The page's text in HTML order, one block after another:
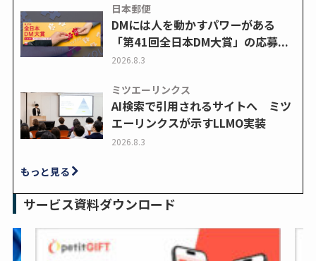
日本郵便
DMには人を動かすパワーがある
「第41回全日本DM大賞」の応募...
2026.8.3
ミツエーリンクス
AI検索で引用されるサイトへ ミツ
エーリンクスが示すLLMO実装
2026.8.3
もっと見る
サービス資料ダウンロード